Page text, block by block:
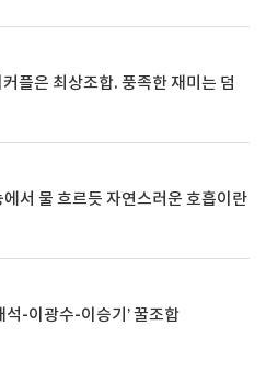
플은 최상조합. 풍족한 재미는 덤
에서 물 흐르듯 자연스러운 호흡이란
석-이광수-이승기’ 꿀조합